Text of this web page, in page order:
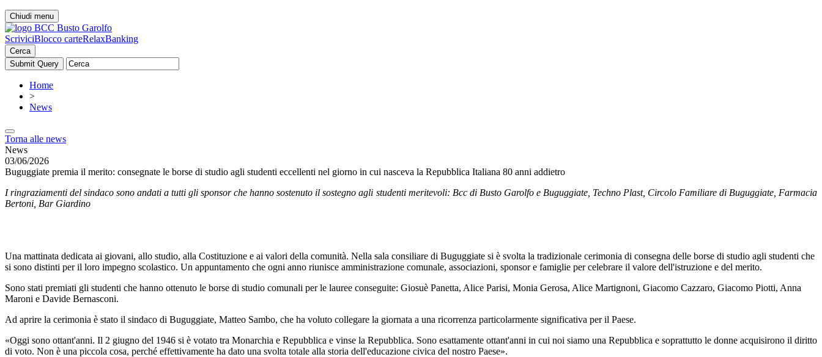
Chiudi menu
ScriviciBlocco carteRelaxBanking
Cerca
Home
>
News
Torna alle news
News
03/06/2026
Buguggiate premia il merito: consegnate le borse di studio agli studenti eccellenti nel giorno in cui nasceva la Repubblica Italiana 80 anni addietro
I ringraziamenti del sindaco sono andati a tutti gli sponsor che hanno sostenuto il sostegno agli studenti meritevoli: Bcc di Busto Garolfo e Buguggiate, Techno Plast, Circolo Familiare di Buguggiate, Farmacia
Bertoni, Bar Giardino
Una mattinata dedicata ai giovani, allo studio, alla Costituzione e ai valori della comunità. Nella sala consiliare di Buguggiate si è svolta la tradizionale cerimonia di consegna delle borse di studio agli studenti che
si sono distinti per il loro impegno scolastico. Un appuntamento che ogni anno riunisce amministrazione comunale, associazioni, sponsor e famiglie per celebrare il valore dell'istruzione e del merito.
Sono stati premiati gli studenti che hanno ottenuto le borse di studio comunali per le lauree conseguite: Giosuè Panetta, Alice Parisi, Monia Gerosa, Alice Martignoni, Giacomo Cazzaro, Giacomo Piotti, Anna
Maroni e Davide Bernasconi.
Ad aprire la cerimonia è stato il sindaco di Buguggiate, Matteo Sambo, che ha voluto collegare la giornata a una ricorrenza particolarmente significativa per il Paese.
«Oggi sono ottant'anni. Il 2 giugno del 1946 si è votato tra Monarchia e Repubblica e vinse la Repubblica. Sono esattamente ottant'anni in cui noi siamo una Repubblica e soprattutto le donne acquisirono il diritto
di voto. Non è una piccola cosa, perché effettivamente ha dato una svolta totale alla storia dell'educazione civica del nostro Paese».